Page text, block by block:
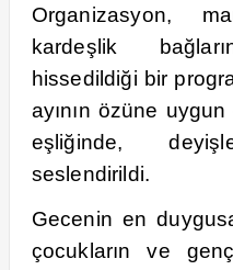
Organizasyon,
kardeşlik
hissedildiği bir
ayının özüne
eşliğinde,
seslendirildi.
Gecenin en
çocukların ve